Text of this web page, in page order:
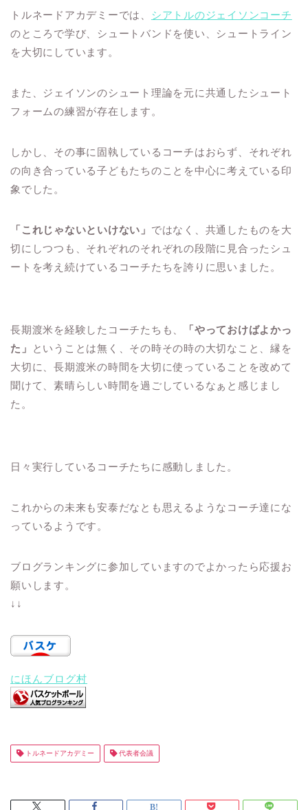
トルネードアカデミーでは、 シアトルのジェイソンコーチ
のところで学び、シュートバンドを使い、シュートライン
を大切にしています。
また、ジェイソンのシュート理論を元に共通したシュート
フォームの練習が存在します。
しかし、その事に固執しているコーチはおらず、それぞれ
の向き合っている子どもたちのことを中心に考えている印
象でした。
「これじゃないといけない」 ではなく、共通したものを大
切にしつつも、それぞれのそれぞれの段階に見合ったシュ
ートを考え続けているコーチたちを誇りに思いました。
長期渡米を経験したコーチたちも、
「やっておけばよかっ
た」
ということは無く、その時その時の大切なこと、縁を
大切に、長期渡米の時間を大切に使っていることを改めて
聞けて、素晴らしい時間を過ごしているなぁと感じまし
た。
日々実行しているコーチたちに感動しました。
これからの未来も安泰だなとも思えるようなコーチ達にな
っているようです。
ブログランキングに参加していますのでよかったら応援お
願いします。
↓↓
にほんブログ村
トルネードアカデミー 代表者会議